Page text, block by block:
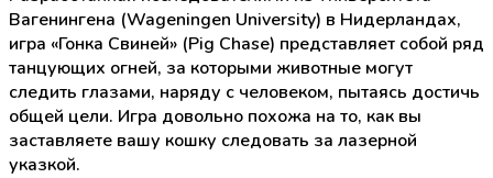
Вагенингена (Wageningen University) в Нидерландах,
игра «Гонка Свиней» (Pig Chase) представляет собой ряд
танцующих огней, за которыми животные могут
следить глазами, наряду с человеком, пытаясь достичь
общей цели. Игра довольно похожа на то, как вы
заставляете вашу кошку следовать за лазерной
указкой.